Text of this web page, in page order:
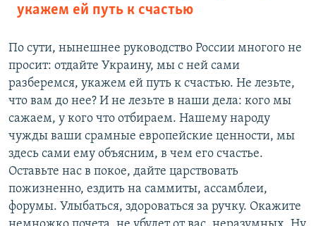
укажем ей путь к счастью
По сути, нынешнее руководство России многого не
просит: отдайте Украину, мы с ней сами
разберемся, укажем ей путь к счастью. Не лезьте,
что вам до нее? И не лезьте в наши дела: кого мы
сажаем, у кого что отбираем. Нашему народу
чужды ваши срамные европейские ценности, мы
здесь сами ему объясним, в чем его счастье.
Оставьте нас в покое, дайте царствовать
пожизненно, ездить на саммиты, ассамблеи,
форумы. Улыбаться, здороваться за ручку. Окажите